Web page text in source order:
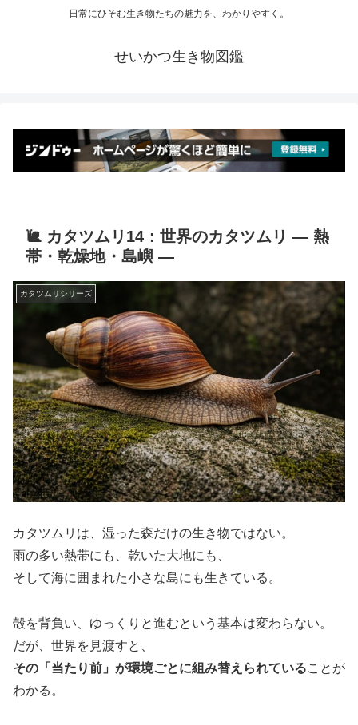
日常にひそむ生き物たちの魅力を、わかりやすく。
せいかつ生き物図鑑
🐌 カタツムリ14：世界のカタツムリ ― 熱
帯・乾燥地・島嶼 ―
カタツムリシリーズ
カタツムリは、湿った森だけの生き物ではない。
雨の多い熱帯にも、乾いた大地にも、
そして海に囲まれた小さな島にも生きている。
殻を背負い、ゆっくりと進むという基本は変わらない。
だが、世界を見渡すと、
その「当たり前」が環境ごとに組み替えられていることが
わかる。